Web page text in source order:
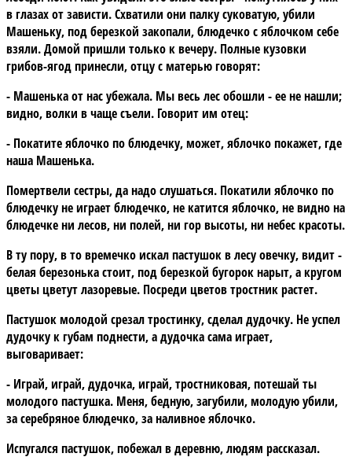
в глазах от зависти. Схватили они палку суковатую, убили
Машеньку, под березкой закопали, блюдечко с яблочком себе
взяли. Домой пришли только к вечеру. Полные кузовки
грибов-ягод принесли, отцу с матерью говорят:
- Машенька от нас убежала. Мы весь лес обошли - ее не нашли;
видно, волки в чаще съели. Говорит им отец:
- Покатите яблочко по блюдечку, может, яблочко покажет, где
наша Машенька.
Помертвели сестры, да надо слушаться. Покатили яблочко по
блюдечку не играет блюдечко, не катится яблочко, не видно на
блюдечке ни лесов, ни полей, ни гор высоты, ни небес красоты.
В ту пору, в то времечко искал пастушок в лесу овечку, видит -
белая березонька стоит, под березкой бугорок нарыт, а кругом
цветы цветут лазоревые. Посреди цветов тростник растет.
Пастушок молодой срезал тростинку, сделал дудочку. Не успел
дудочку к губам поднести, а дудочка сама играет,
выговаривает:
- Играй, играй, дудочка, играй, тростниковая, потешай ты
молодого пастушка. Меня, бедную, загубили, молодую убили,
за серебряное блюдечко, за наливное яблочко.
Испугался пастушок, побежал в деревню, людям рассказал.